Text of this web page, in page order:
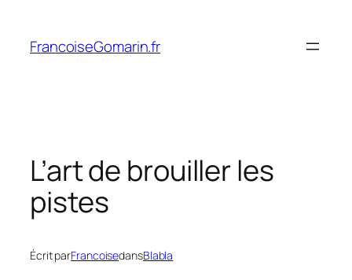
contenu
FrancoiseGomarin.fr
L’art de brouiller les
pistes
Écrit parFrancoisedansBlabla